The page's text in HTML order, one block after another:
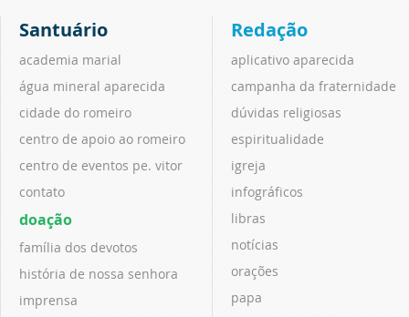
Santuário
academia marial
água mineral aparecida
cidade do romeiro
centro de apoio ao romeiro
centro de eventos pe. vitor
contato
doação
família dos devotos
história de nossa senhora
imprensa
Redação
aplicativo aparecida
campanha da fraternidade
dúvidas religiosas
espiritualidade
igreja
infográficos
libras
notícias
orações
papa